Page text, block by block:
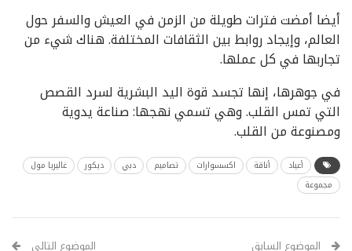
أيضا أمضت فترات طويلة من الزمن في العيش والسفر حول
العالم، وإيجاد روابط بين الثقافات المختلفة. هناك شيء من
تجاربها في كل عملها.
في جوهرها، إنها تجسد قوة اليد البشرية لسرد القصص
التي تمس القلب. وهي تسمي نهجها: صناعة يدوية
ومصنوعة من القلب.
أعياد أناقة اكسسوارات تصاميم دبي ديكور
غاليريا مول
مجموعة
الموضوع السابق الموضوع التالي